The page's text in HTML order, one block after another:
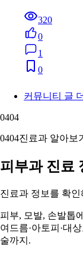
320
0
1
0
커뮤니티 글
0404
0404진료과 알아보기
피부과 진료
진료과 정보를 확인
피부, 모발, 손발톱
여드름·아토피·대
술까지.